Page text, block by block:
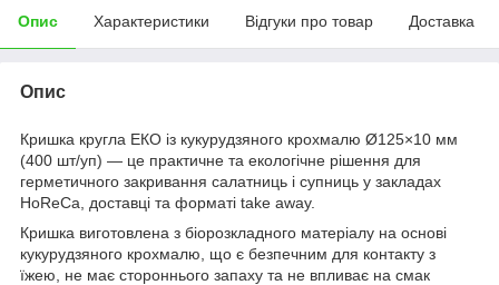
Опис Характеристики Відгуки про товар Доставка
Опис
Кришка кругла ЕКО із кукурудзяного крохмалю Ø125×10 мм
(400 шт/уп) — це практичне та екологічне рішення для
герметичного закривання салатниць і супниць у закладах
HoReCa, доставці та форматі take away.
Кришка виготовлена з біорозкладного матеріалу на основі
кукурудзяного крохмалю, що є безпечним для контакту з
їжею, не має стороннього запаху та не впливає на смак